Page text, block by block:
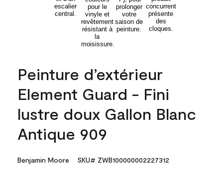
Peinture d’extérieur
Element Guard - Fini
lustre doux Gallon Blanc
Antique 909
Benjamin Moore SKU# ZWB100000002227312